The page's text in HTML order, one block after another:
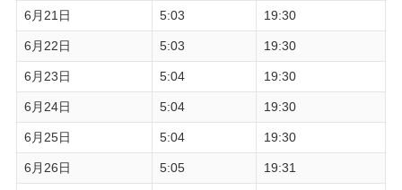
6月21日 5:03 19:30
6月22日 5:03 19:30
6月23日 5:04 19:30
6月24日 5:04 19:30
6月25日 5:04 19:30
6月26日 5:05 19:31